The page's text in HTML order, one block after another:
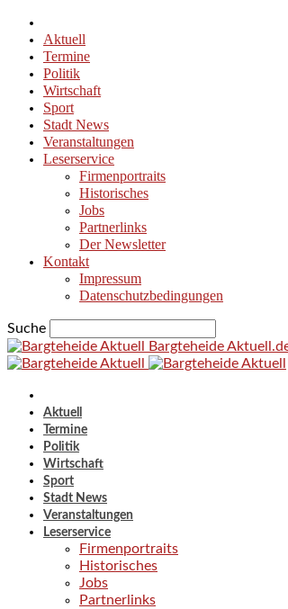
Aktuell
Termine
Politik
Wirtschaft
Sport
Stadt News
Veranstaltungen
Leserservice
Firmenportraits
Historisches
Jobs
Partnerlinks
Der Newsletter
Kontakt
Impressum
Datenschutzbedingungen
Suche
Bargteheide
Aktuell
Termine
Politik
Wirtschaft
Sport
Stadt News
Veranstaltungen
Leserservice
Firmenportraits
Historisches
Jobs
Partnerlinks